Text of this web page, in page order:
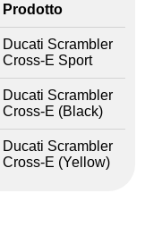
Prodotto
Ducati Scrambler
Cross-E Sport
Ducati Scrambler
Cross-E (Black)
Ducati Scrambler
Cross-E (Yellow)